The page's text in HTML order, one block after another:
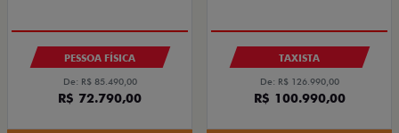
PESSOA FÍSICA
De: R$ 85.490,00
R$ 72.790,00
TAXISTA
De: R$ 126.990,00
R$ 100.990,00